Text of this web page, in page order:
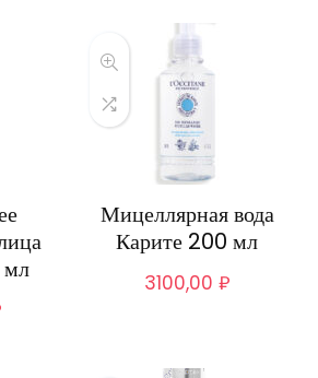
мл
Мицеллярная вода
Карите 200 мл
3100,00 ₽